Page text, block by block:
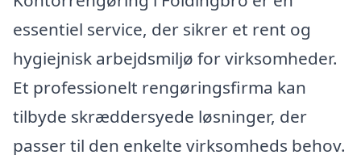
essentiel service, der sikrer et rent og
hygiejnisk arbejdsmiljø for virksomheder.
Et professionelt rengøringsfirma kan
tilbyde skræddersyede løsninger, der
passer til den enkelte virksomheds behov.